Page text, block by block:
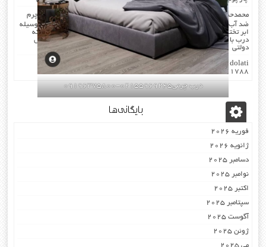
درب چرمی02155969245-09196375800
محمدحسندر صدا گیر…درب اکوستیک…چرم کردن درب با مرغوب ترین چرم
ضد آب بودن چرم …در هنگام چرم کردن همه ی درز های درب و چارچوب بوسیله
ابر تخته گرفته میشود که جلوی صدا را میگیرد . کار در محل انجام میشود که
درب با چارچوب فیکس میشود۰۹۱۹۶۳۷۵۸۰۰-۰۹۳۰۷۸۰۱۷۸۸مهندس
دولتی
dolati در
اکوستیک -درب عایق-صوتی ضد-صدا ۰۹۱۹۶۳۷۵۸۰۰
۰۹۳۰۷۸۰۱۷۸۸
بایگانی‌ها
فوریه 2026
ژانویه 2026
دسامبر 2025
نوامبر 2025
اکتبر 2025
سپتامبر 2025
آگوست 2025
ژوئن 2025